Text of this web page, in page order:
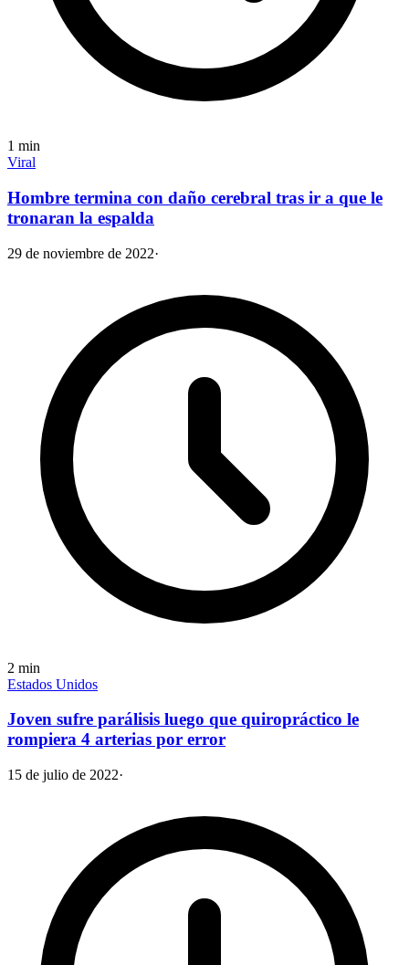
1 min
Viral
Hombre termina con daño cerebral tras ir a que le
tronaran la espalda
29 de noviembre de 2022·
2 min
Estados Unidos
Joven sufre parálisis luego que quiropráctico le
rompiera 4 arterias por error
15 de julio de 2022·